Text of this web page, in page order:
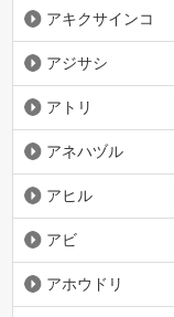
アキクサインコ
アジサシ
アトリ
アネハヅル
アヒル
アビ
アホウドリ